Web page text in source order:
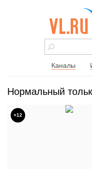
vl.ru - сайт
города
Каналы
Нормальный
+12